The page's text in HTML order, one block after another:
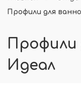
Профили для
Профили
Идеал